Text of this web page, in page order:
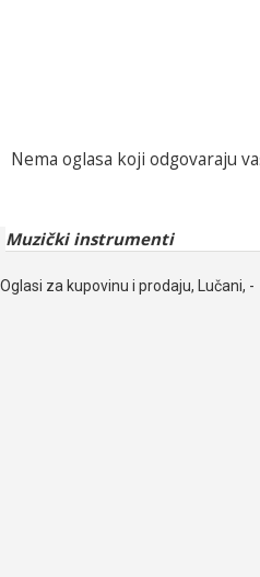
Nema oglasa koji odgovaraju
Muzički instrumenti
Oglasi za kupovinu i prodaju, Lučani, -